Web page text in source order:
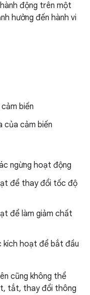
động trên một
hưởng đến hành vi
biến
cảm biến
ngừng hoạt động
để thay đổi tốc độ
để làm giảm chất
kích hoạt để bắt đầu
cũng không thể
tắt, thay đổi thông